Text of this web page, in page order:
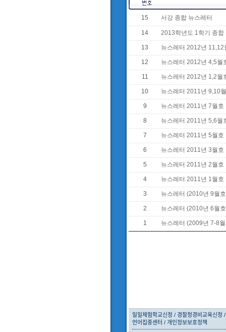
15 서강 종합 뉴스레터
14 2013학년도 1학기 종합
13 뉴스레터 2012년 11,12
12 뉴스레터 2012년 4,5월
11 뉴스레터 2012년 1,2월
10 뉴스레터 2011년 9,10
9 뉴스레터 2011년 7월호
8 뉴스레터 2011년 5,6월
7 뉴스레터 2011년 5월호
6 뉴스레터 2011년 3월호
5 뉴스레터 2011년 2월호
4 뉴스레터 2011년 1월호
3 뉴스레터 (2010년 9월
2 뉴스레터 (2010년 6월
1 뉴스레터 (2009년 7-8
일일체험학교신청
경찰청경비교육신청
언어집중센터
개인정보보호정책